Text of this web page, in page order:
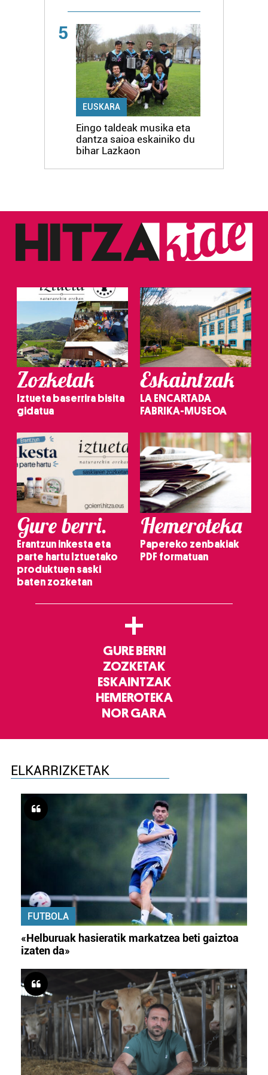
5
EUSKARA
Eingo taldeak musika eta
dantza saioa eskainiko du
bihar Lazkaon
Zozketak
Iztueta baserrira bisita
gidatua
Eskaintzak
LA ENCARTADA
FABRIKA-MUSEOA
Gure berri.
Erantzun inkesta eta
parte hartu Iztuetako
produktuen saski
baten zozketan
Hemeroteka
Papereko zenbakiak
PDF formatuan
+
GURE BERRI
ZOZKETAK
ESKAINTZAK
HEMEROTEKA
NOR GARA
ELKARRIZKETAK
FUTBOLA
«Helburuak hasieratik markatzea beti gaiztoa
izaten da»